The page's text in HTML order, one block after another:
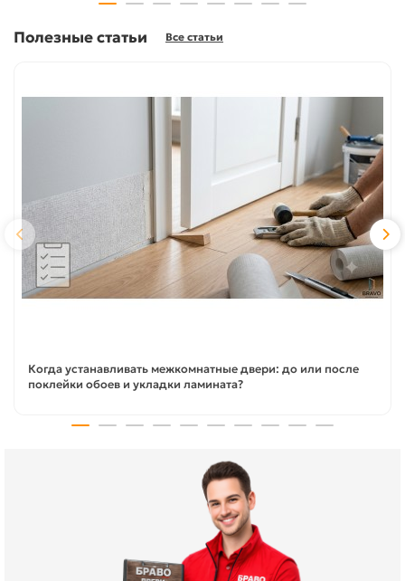
Полезные статьи Все статьи
Когда устанавливать межкомнатные двери: до или после
поклейки обоев и укладки ламината?